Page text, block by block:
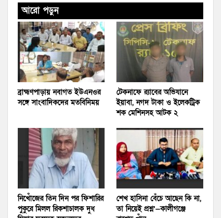
আরো পড়ুন
ব্রাহ্মণপাড়ায় নবাগত ইউএনওর
সঙ্গে সাংবাদিকদের মতবিনিময়
টেকনাফে র‌্যাবের অভিযানে
ইয়াবা, নগদ টাকা ও ইলেকট্রিক
শক মেশিনসহ আটক ২
নিখোঁজের তিন দিন পর ফিশারির
পুকুরে মিলল রিকশাচালক দুধ
শেখ হাসিনা বেঁচে আছেন কি না,
তা নিয়েই প্রশ্ন’—কালীগঞ্জে